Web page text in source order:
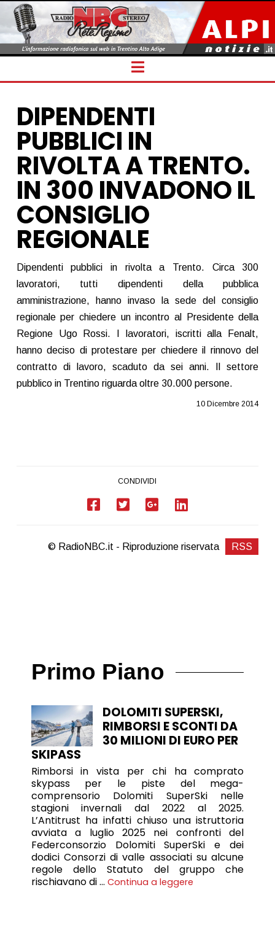
Navigation
DIPENDENTI
PUBBLICI IN
RIVOLTA A TRENTO.
IN 300 INVADONO IL
CONSIGLIO
REGIONALE
Dipendenti pubblici in rivolta a Trento. Circa 300
lavoratori, tutti dipendenti della pubblica
amministrazione, hanno invaso la sede del consiglio
regionale per chiedere un incontro al Presidente della
Regione Ugo Rossi. I lavoratori, iscritti alla Fenalt,
hanno deciso di protestare per chiedere il rinnovo del
contratto di lavoro, scaduto da sei anni. Il settore
pubblico in Trentino riguarda oltre 30.000 persone.
10 Dicembre 2014
CONDIVIDI
© RadioNBC.it - Riproduzione riservata RSS
Primo Piano
DOLOMITI SUPERSKI,
RIMBORSI E SCONTI DA
30 MILIONI DI EURO PER
SKIPASS
Rimborsi in vista per chi ha comprato
skypass per le piste del mega-
comprensorio Dolomiti SuperSki nelle
stagioni invernali dal 2022 al 2025.
L’Antitrust ha infatti chiuso una istruttoria
avviata a luglio 2025 nei confronti del
Federconsorzio Dolomiti SuperSki e dei
dodici Consorzi di valle associati su alcune
regole dello Statuto del gruppo che
rischiavano di … Continua a leggere